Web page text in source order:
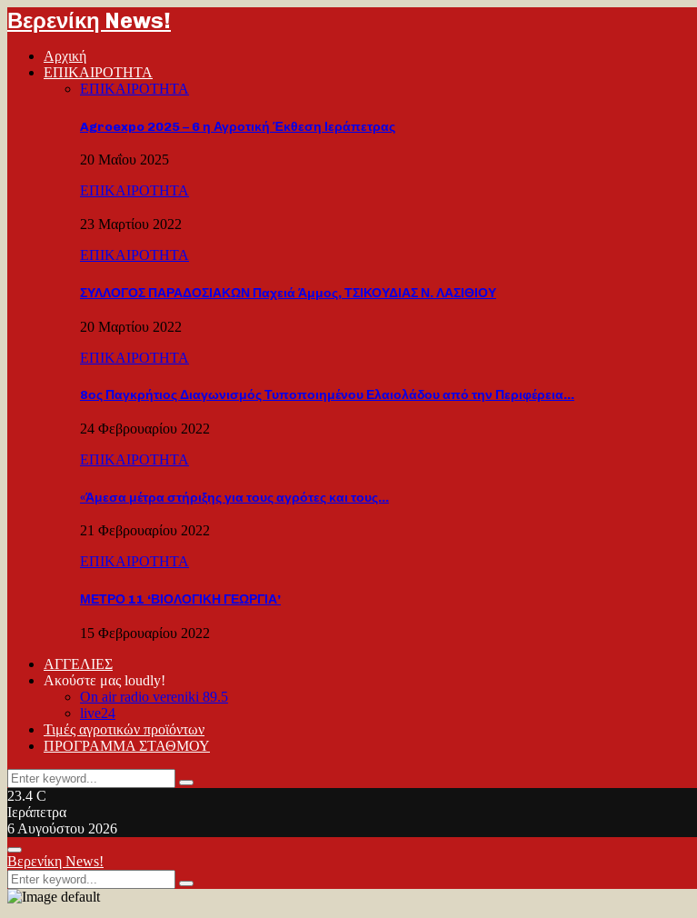
Βερενίκη News!
Αρχική
ΕΠΙΚΑΙΡΟΤΗΤΑ
ΕΠΙΚΑΙΡΟΤΗΤΑ
Agroexpo 2025 – 6 η Αγροτική Έκθεση Ιεράπετρας
20 Μαΐου 2025
ΕΠΙΚΑΙΡΟΤΗΤΑ
23 Μαρτίου 2022
ΕΠΙΚΑΙΡΟΤΗΤΑ
ΣΥΛΛΟΓΟΣ ΠΑΡΑΔΟΣΙΑΚΩΝ Παχειά Άμμος, ΤΣΙΚΟΥΔΙΑΣ Ν. ΛΑΣΙΘΙΟΥ
20 Μαρτίου 2022
ΕΠΙΚΑΙΡΟΤΗΤΑ
8ος Παγκρήτιος Διαγωνισμός Τυποποιημένου Ελαιολάδου από την Περιφέρεια…
24 Φεβρουαρίου 2022
ΕΠΙΚΑΙΡΟΤΗΤΑ
«Άμεσα μέτρα στήριξης για τους αγρότες και τους…
21 Φεβρουαρίου 2022
ΕΠΙΚΑΙΡΟΤΗΤΑ
ΜΕΤΡΟ 11 ‘ΒΙΟΛΟΓΙΚΗ ΓΕΩΡΓΙΑ’
15 Φεβρουαρίου 2022
ΑΓΓΕΛΙΕΣ
Ακούστε μας loudly!
On air radio vereniki 89.5
live24
Τιμές αγροτικών προϊόντων
ΠΡΟΓΡΑΜΜΑ ΣΤΑΘΜΟΥ
Search
for:
Search
23.4 C
Ιεράπετρα
6 Αυγούστου 2026
Facebook
Twitter
Youtube
Primary
Menu
Βερενίκη News!
Search
for:
Search